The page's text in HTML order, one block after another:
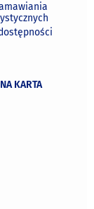
KARTA